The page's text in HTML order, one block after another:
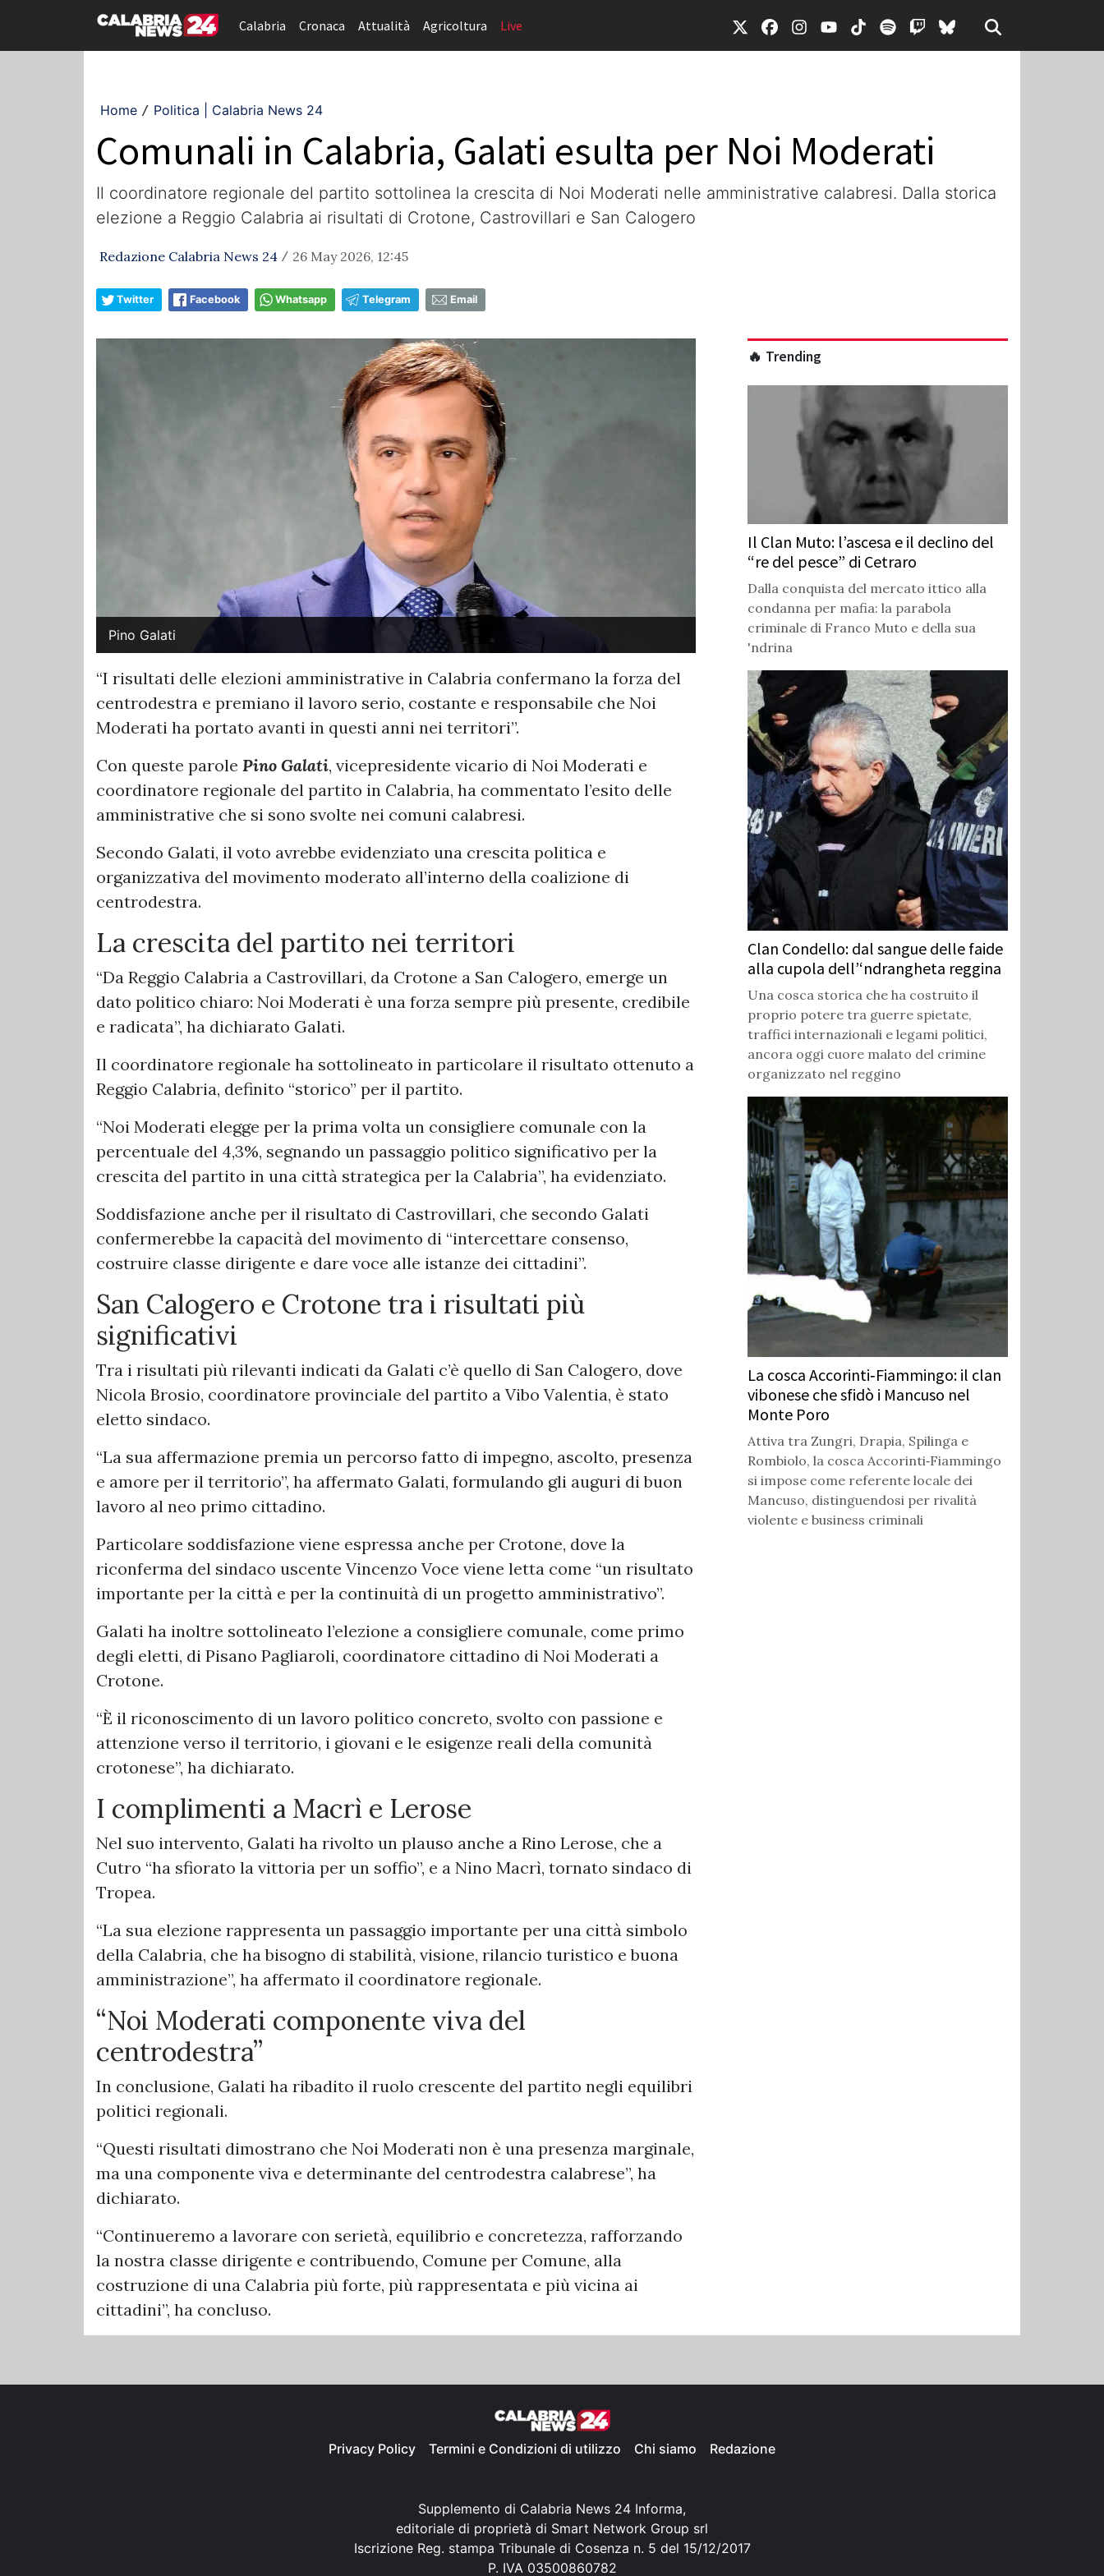
Calabria Cronaca Attualità Agricoltura Live
Home / Politica | Calabria News 24
Comunali in Calabria, Galati esulta per Noi Moderati
Il coordinatore regionale del partito sottolinea la crescita di Noi Moderati nelle amministrative calabresi. Dalla storica
elezione a Reggio Calabria ai risultati di Crotone, Castrovillari e San Calogero
Redazione Calabria News 24 / 26 May 2026, 12:45
Twitter Facebook Whatsapp Telegram Email
Pino Galati
“I risultati delle elezioni amministrative in Calabria confermano la forza del
centrodestra e premiano il lavoro serio, costante e responsabile che Noi
Moderati ha portato avanti in questi anni nei territori”.
Con queste parole Pino Galati, vicepresidente vicario di Noi Moderati e
coordinatore regionale del partito in Calabria, ha commentato l’esito delle
amministrative che si sono svolte nei comuni calabresi.
Secondo Galati, il voto avrebbe evidenziato una crescita politica e
organizzativa del movimento moderato all’interno della coalizione di
centrodestra.
La crescita del partito nei territori
“Da Reggio Calabria a Castrovillari, da Crotone a San Calogero, emerge un
dato politico chiaro: Noi Moderati è una forza sempre più presente, credibile
e radicata”, ha dichiarato Galati.
Il coordinatore regionale ha sottolineato in particolare il risultato ottenuto a
Reggio Calabria, definito “storico” per il partito.
“Noi Moderati elegge per la prima volta un consigliere comunale con la
percentuale del 4,3%, segnando un passaggio politico significativo per la
crescita del partito in una città strategica per la Calabria”, ha evidenziato.
Soddisfazione anche per il risultato di Castrovillari, che secondo Galati
confermerebbe la capacità del movimento di “intercettare consenso,
costruire classe dirigente e dare voce alle istanze dei cittadini”.
San Calogero e Crotone tra i risultati più
significativi
Tra i risultati più rilevanti indicati da Galati c’è quello di San Calogero, dove
Nicola Brosio, coordinatore provinciale del partito a Vibo Valentia, è stato
eletto sindaco.
“La sua affermazione premia un percorso fatto di impegno, ascolto, presenza
e amore per il territorio”, ha affermato Galati, formulando gli auguri di buon
lavoro al neo primo cittadino.
Particolare soddisfazione viene espressa anche per Crotone, dove la
riconferma del sindaco uscente Vincenzo Voce viene letta come “un risultato
importante per la città e per la continuità di un progetto amministrativo”.
Galati ha inoltre sottolineato l’elezione a consigliere comunale, come primo
degli eletti, di Pisano Pagliaroli, coordinatore cittadino di Noi Moderati a
Crotone.
“È il riconoscimento di un lavoro politico concreto, svolto con passione e
attenzione verso il territorio, i giovani e le esigenze reali della comunità
crotonese”, ha dichiarato.
I complimenti a Macrì e Lerose
Nel suo intervento, Galati ha rivolto un plauso anche a Rino Lerose, che a
Cutro “ha sfiorato la vittoria per un soffio”, e a Nino Macrì, tornato sindaco di
Tropea.
“La sua elezione rappresenta un passaggio importante per una città simbolo
della Calabria, che ha bisogno di stabilità, visione, rilancio turistico e buona
amministrazione”, ha affermato il coordinatore regionale.
“Noi Moderati componente viva del
centrodestra”
In conclusione, Galati ha ribadito il ruolo crescente del partito negli equilibri
politici regionali.
“Questi risultati dimostrano che Noi Moderati non è una presenza marginale,
ma una componente viva e determinante del centrodestra calabrese”, ha
dichiarato.
“Continueremo a lavorare con serietà, equilibrio e concretezza, rafforzando
la nostra classe dirigente e contribuendo, Comune per Comune, alla
costruzione di una Calabria più forte, più rappresentata e più vicina ai
cittadini”, ha concluso.
🔥 Trending
Il Clan Muto: l’ascesa e il declino del
“re del pesce” di Cetraro
Dalla conquista del mercato ittico alla
condanna per mafia: la parabola
criminale di Franco Muto e della sua
'ndrina
Clan Condello: dal sangue delle faide
alla cupola dell’‘ndrangheta reggina
Una cosca storica che ha costruito il
proprio potere tra guerre spietate,
traffici internazionali e legami politici,
ancora oggi cuore malato del crimine
organizzato nel reggino
La cosca Accorinti‑Fiammingo: il clan
vibonese che sfidò i Mancuso nel
Monte Poro
Attiva tra Zungri, Drapia, Spilinga e
Rombiolo, la cosca Accorinti‑Fiammingo
si impose come referente locale dei
Mancuso, distinguendosi per rivalità
violente e business criminali
Privacy Policy Termini e Condizioni di utilizzo Chi siamo Redazione
Supplemento di Calabria News 24 Informa,
editoriale di proprietà di Smart Network Group srl
Iscrizione Reg. stampa Tribunale di Cosenza n. 5 del 15/12/2017
P. IVA 03500860782